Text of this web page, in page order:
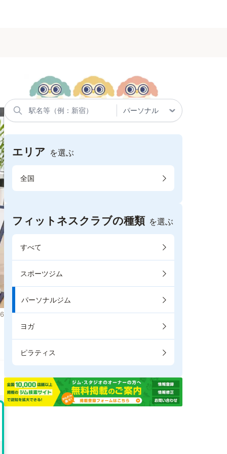
エリア を選ぶ
全国
フィットネスクラブの種類 を選ぶ
すべて
スポーツジム
パーソナルジム
ヨガ
ピラティス